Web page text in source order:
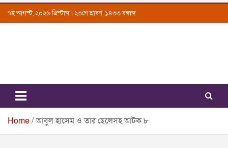
Skip৭ই আগস্ট, ২০২৬ খ্রিস্টাব্দ | ২৩শে শ্রাবণ, ১৪৩৩ বঙ্গাব্দ
Uttarkantho
News Portal
Home আবুল হাসেম ও তার ছেলেসহ আটক ৮